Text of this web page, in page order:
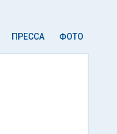
ПРЕССА ФОТО